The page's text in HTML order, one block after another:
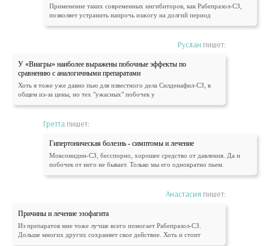
Применение таких современных ингибиторов, как Рабепразол-СЗ,
позволяет устранить напрочь изжогу на долгий период
Руслан пишет:
У «Виагры» наиболее выражены побочные эффекты по
сравнению с аналогичными препаратами
Хоть я тоже уже давно пью для известного дела Силденафил-СЗ, в
общем из-за цены, но тех "ужасных" побочек у
Гретта пишет:
Гипертоническая болезнь - симптомы и лечение
Моксонидин-СЗ, бесспорно, хорошее средство от давления. Да и
побочек от него не бывает. Только мы его однократно пьем.
Анастасия пишет:
Причины и лечение эзофагита
Из препаратов мне тоже лучше всего помогает Рабепразол-СЗ.
Дольше многих других сохраняет свое действие. Хоть и стоит